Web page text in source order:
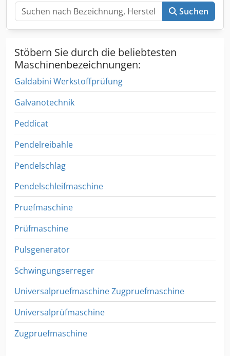
Suchen
Stöbern Sie durch die beliebtesten
Maschinenbezeichnungen:
Galdabini Werkstoffprüfung
Galvanotechnik
Peddicat
Pendelreibahle
Pendelschlag
Pendelschleifmaschine
Pruefmaschine
Prüfmaschine
Pulsgenerator
Schwingungserreger
Universalpruefmaschine Zugpruefmaschine
Universalprüfmaschine
Zugpruefmaschine